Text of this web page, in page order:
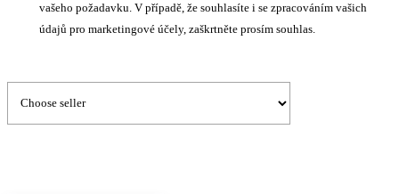
vašeho požadavku. V případě, že souhlasíte i se zpracováním vašich
údajů pro marketingové účely, zaškrtněte prosím souhlas.